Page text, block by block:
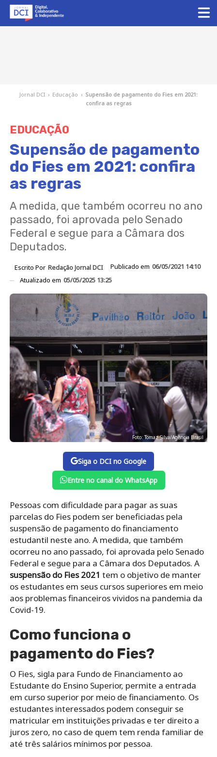
Jornal DCI › Educação › Supensão de pagamento do Fies em 2021:
confira as regras
EDUCAÇÃO
Supensão de pagamento
do Fies em 2021: confira
as regras
A medida, que também ocorreu no ano
passado, foi aprovada pelo Senado
Federal e segue para a Câmara dos
Deputados.
Escrito Por Redação Jornal DCI Publicado em 06/05/2021 14:10
Atualizado em 05/05/2025 13:25
Foto: Tomaz Silva/Agência Brasil
Siga o DCI no Google
Entre no canal do WhatsApp
Pessoas com dificuldade para pagar as suas
parcelas do Fies podem ser beneficiadas pela
suspensão de pagamento do financiamento
estudantil neste ano. A medida, que também
ocorreu no ano passado, foi aprovada pelo Senado
Federal e segue para a Câmara dos Deputados. A
suspensão do Fies 2021 tem o objetivo de manter
os estudantes em seus cursos superiores em meio
aos problemas financeiros vividos na pandemia da
Covid-19.
Como funciona o
pagamento do Fies?
O Fies, sigla para Fundo de Financiamento ao
Estudante do Ensino Superior, permite a entrada
em curso superior por meio de financiamento. Os
estudantes interessados podem conseguir se
matricular em instituições privadas e ter direito a
juros zero, no caso de quem tem renda familiar de
até três salários mínimos por pessoa.